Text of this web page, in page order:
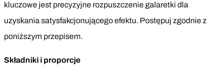
kluczowe jest precyzyjne rozpuszczenie galaretki dla
uzyskania satysfakcjonującego efektu. Postępuj zgodnie z
poniższym przepisem.
Składniki i proporcje